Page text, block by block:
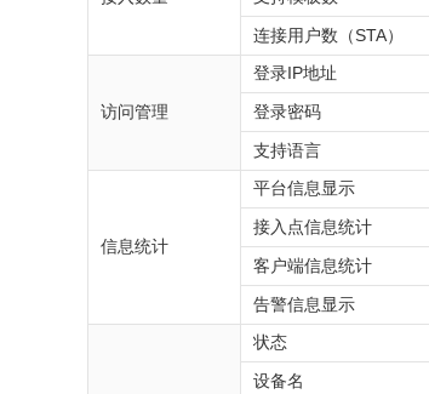
连接用户数（STA）
访问管理
登录IP地址
登录密码
支持语言
信息统计
平台信息显示
接入点信息统计
客户端信息统计
告警信息显示
状态
设备名